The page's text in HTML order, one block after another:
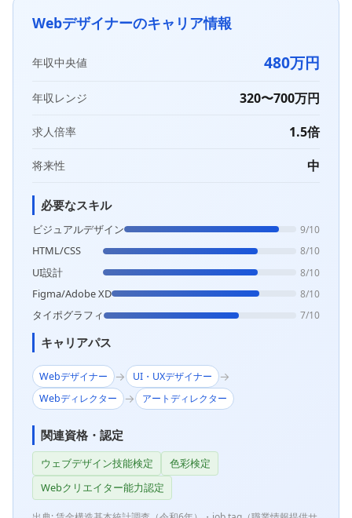
Webデザイナーのキャリア情報
年収中央値 480万円
年収レンジ 320〜700万円
求人倍率 1.5倍
将来性 中
必要なスキル
ビジュアルデザイン 9/10
HTML/CSS 8/10
UI設計 8/10
Figma/Adobe XD 8/10
タイポグラフィ 7/10
キャリアパス
Webデザイナー → UI・UXデザイナー →
Webディレクター → アートディレクター
関連資格・認定
ウェブデザイン技能検定
色彩検定
Webクリエイター能力認定